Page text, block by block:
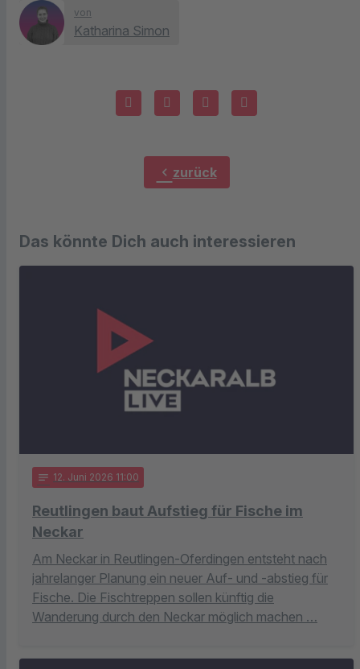
von
Katharina Simon
chevron_left zurück
Das könnte Dich auch interessieren
notes 12. Juni 2026 11:00
Reutlingen baut Aufstieg für Fische im
Neckar
Am Neckar in Reutlingen-Oferdingen entsteht nach
jahrelanger Planung ein neuer Auf- und -abstieg für
Fische. Die Fischtreppen sollen künftig die
Wanderung durch den Neckar möglich machen …